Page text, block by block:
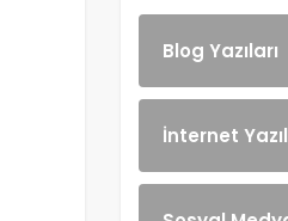
Blog Yazıları
İnternet